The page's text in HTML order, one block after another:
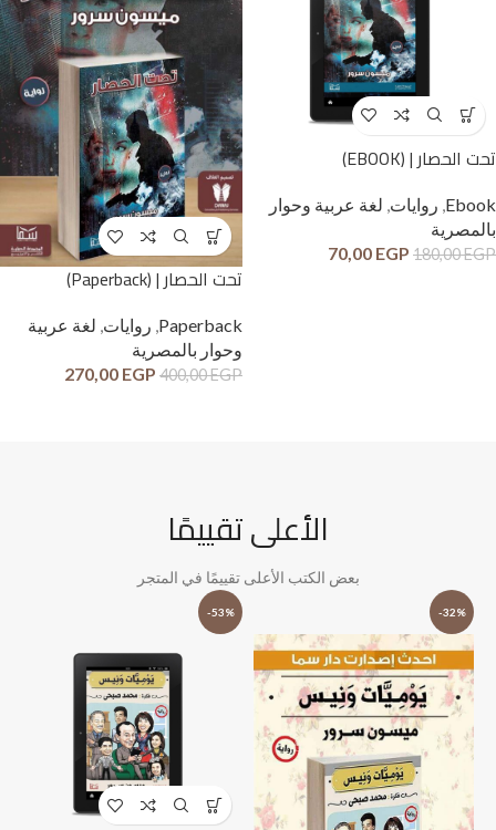
تحت الحصار | (EBOOK)
Ebook
, روايات, لغة عربية وحوار
بالمصرية
180,00EGP
70,00 EGP
تحت الحصار | (Paperback)
Paperback
, روايات, لغة عربية
وحوار بالمصرية
400,00EGP
270,00 EGP
الأعلى تقييمًا
بعض الكتب الأعلى تقييمًا في المتجر
-32%
-53%